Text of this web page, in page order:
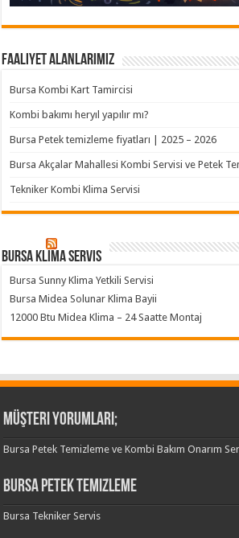
Faaliyet Alanlarımız
Bursa Kombi Kart Tamircisi
Kombi bakımı heryıl yapılır mı?
Bursa Petek temizleme fiyatları | 2025 – 2026
Bursa Akçalar Mahallesi Kombi Servisi ve Petek
Tekniker Kombi Klima Servisi
Bursa klima servis
Bursa Sunny Klima Yetkili Servisi
Bursa Midea Solunar Klima Bayii
12000 Btu Midea Klima – 24 Saatte Montaj
Müşteri Yorumları;
Bursa Petek Temizleme ve Kombi Bakım Onarım
Bursa Petek Temizleme
Bursa Tekniker Servis